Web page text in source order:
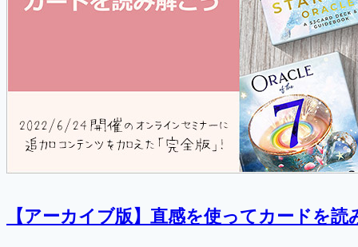
【アーカイブ版】直感を使ってカードを読